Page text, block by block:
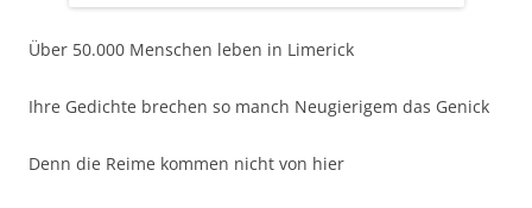
Über 50.000 Menschen leben in Limerick
Ihre Gedichte brechen so manch Neugierigem das Genick
Denn die Reime kommen nicht von hier